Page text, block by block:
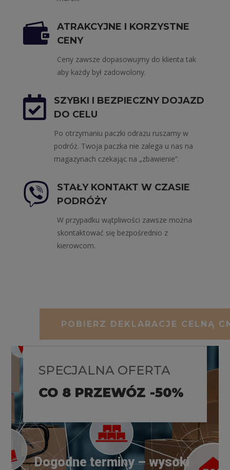

ATRAKCYJNE I KORZYSTNE
CENY
Ceny zawsze dopasowujmy do klienta tak
aby każdy był zadowolony.

SZYBKI I BEZPIECZNY DOJAZD
DO CELU
Po otrzymaniu paczki odrazu ruszamy w
podróż. Twoja paczka nie zalega u nas na
magazynach czekając na „zbawienie”.

STAŁY KONTAKT W CZASIE
PODRÓŻY
W przypadku wątpliwości zawsze można
skontaktować się bezpośrednio z
kierowcom.
POBIERZ DEKLARACJE CELNĄ
SPECJALNA OFERTA
CO 8 PRZEWÓZ -50%
Dogodne terminy – wysoki